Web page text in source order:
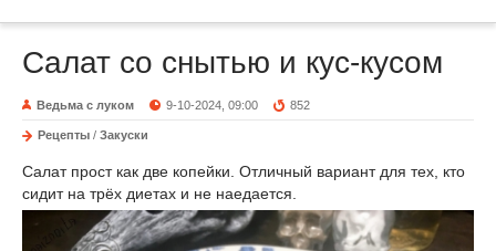
Салат со снытью и кус-кусом
Ведьма с луком 9-10-2024, 09:00 852
Рецепты / Закуски
Салат прост как две копейки. Отличный вариант для тех, кто
сидит на трёх диетах и не наедается.